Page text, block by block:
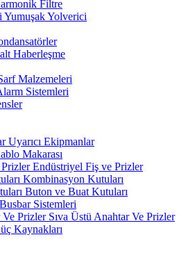
Filtre
Yumuşak Yolverici
Haberleşme
Malzemeleri
Sistemleri
Uyarıcı Ekipmanlar
Makarası
Endüstriyel Fiş ve Prizler
Kombinasyon Kutuları
Buton ve Buat Kutuları
Busbar Sistemleri
Sıva Üstü Anahtar Ve Prizler
Kaynakları